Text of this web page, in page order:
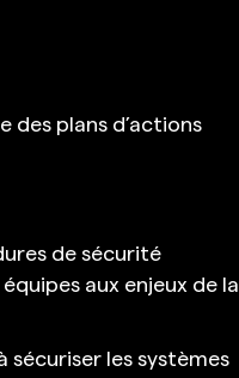
des plans d’actions
de sécurité
aux enjeux de la
sécuriser les systèmes